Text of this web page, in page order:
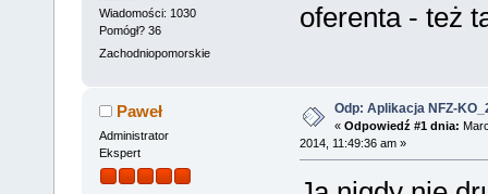
Wiadomości: 1030
Pomógł? 36
Zachodniopomorskie
oferenta - też
Paweł
Administrator
Ekspert
Odp: Aplikacja NFZ-
« Odpowiedź #1 dnia:
2014, 11:49:36 am »